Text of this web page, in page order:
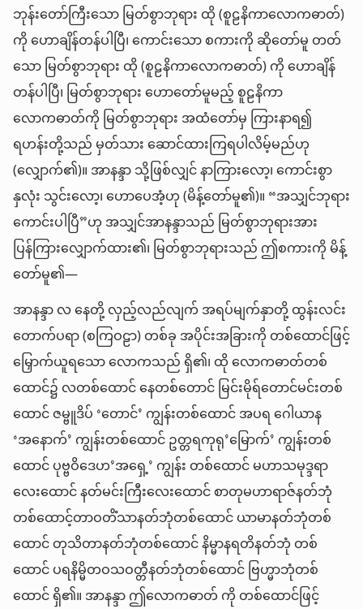
ဘုန်းတော်ကြီးသော မြတ်စွာဘုရား ထို (စူဠနိကာလောကဓာတ်)
ကို ဟောချိန်တန်ပါပြီ၊ ကောင်းသော စကားကို ဆိုတော်မူ တတ်
သော မြတ်စွာဘုရား ထို (စူဠနိကာလောကဓာတ်) ကို ဟောချိန်
တန်ပါပြီ၊ မြတ်စွာဘုရား ဟောတော်မူမည့် စူဠနိကာ
လောကဓာတ်ကို မြတ်စွာဘုရား အထံတော်မှ ကြားနာရ၍
ရဟန်းတို့သည် မှတ်သား ဆောင်ထားကြရပါလိမ့်မည်ဟု
(လျှောက်၏)။ အာနန္ဒာ သို့ဖြစ်လျှင် နာကြားလော့၊ ကောင်းစွာ
နှလုံး သွင်းလော့၊ ဟောပေအံ့ဟု (မိန့်တော်မူ၏)။ “အသျှင်ဘုရား
ကောင်းပါပြီ”ဟု အသျှင်အာနန္ဒာသည် မြတ်စွာဘုရားအား
ပြန်ကြားလျှောက်ထား၏၊ မြတ်စွာဘုရားသည် ဤစကားကို မိန့်
တော်မူ၏—
အာနန္ဒာ လ နေတို့ လှည့်လည်လျက် အရပ်မျက်နှာတို့ ထွန်းလင်း
တောက်ပရာ (စကြဝဠာ) တစ်ခု အပိုင်းအခြားကို တစ်ထောင်ဖြင့်
မြှောက်ယူရသော လောကသည် ရှိ၏၊ ထို လောကဓာတ်တစ်
ထောင်၌ လတစ်ထောင် နေတစ်တောင် မြင်းမိုရ်တောင်မင်းတစ်
ထောင် ဇမ္ဗူဒိပ် ‘တောင်’ ကျွန်းတစ်ထောင် အပရ ဂေါယာန
‘အနောက်’ ကျွန်းတစ်ထောင် ဥတ္တရကုရု’မြောက်’ ကျွန်းတစ်
ထောင် ပုဗ္ဗဝိဒေဟ’အရှေ့’ ကျွန်း တစ်ထောင် မဟာသမုဒ္ဒရာ
လေးထောင် နတ်မင်းကြီးလေးထောင် စာတုမဟာရာဇ်နတ်ဘုံ
တစ်ထောင့်တာဝတိံသာနတ်ဘုံတစ်ထောင် ယာမာနတ်ဘုံတစ်
ထောင် တုသိတာနတ်ဘုံတစ်ထောင် နိမ္မာနရတိနတ်ဘုံ တစ်
ထောင် ပရနိမ္မိတဝသဝတ္တီနတ်ဘုံတစ်ထောင် ဗြဟ္မာဘုံတစ်
ထောင် ရှိ၏။ အာနန္ဒာ ဤလောကဓာတ် ကို တစ်ထောင်ဖြင့်